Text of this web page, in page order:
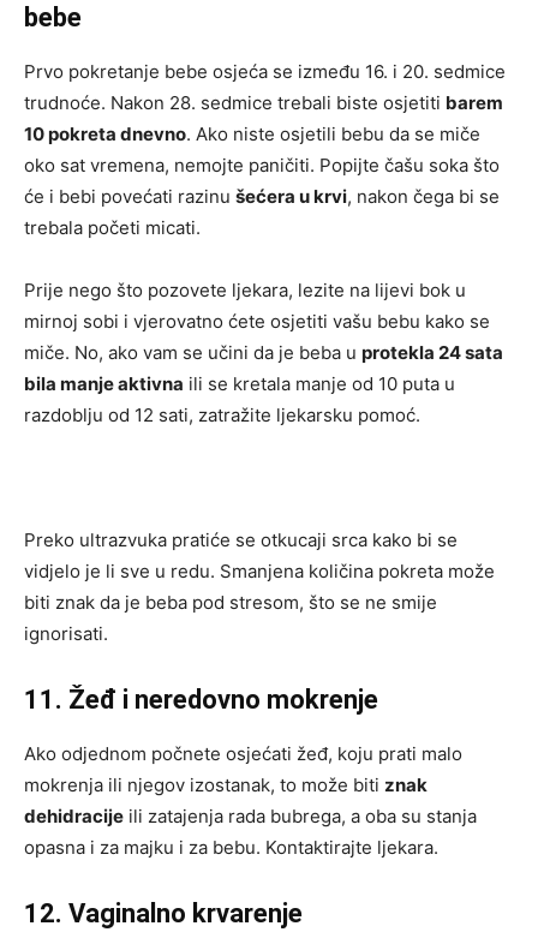
bebe
Prvo pokretanje bebe osjeća se između 16. i 20. sedmice
trudnoće. Nakon 28. sedmice trebali biste osjetiti barem
10 pokreta dnevno. Ako niste osjetili bebu da se miče
oko sat vremena, nemojte paničiti. Popijte čašu soka što
će i bebi povećati razinu šećera u krvi, nakon čega bi se
trebala početi micati.
Prije nego što pozovete ljekara, lezite na lijevi bok u
mirnoj sobi i vjerovatno ćete osjetiti vašu bebu kako se
miče. No, ako vam se učini da je beba u protekla 24 sata
bila manje aktivna ili se kretala manje od 10 puta u
razdoblju od 12 sati, zatražite ljekarsku pomoć.
Preko ultrazvuka pratiće se otkucaji srca kako bi se
vidjelo je li sve u redu. Smanjena količina pokreta može
biti znak da je beba pod stresom, što se ne smije
ignorisati.
11. Žeđ i neredovno mokrenje
Ako odjednom počnete osjećati žeđ, koju prati malo
mokrenja ili njegov izostanak, to može biti znak
dehidracije ili zatajenja rada bubrega, a oba su stanja
opasna i za majku i za bebu. Kontaktirajte ljekara.
12. Vaginalno krvarenje